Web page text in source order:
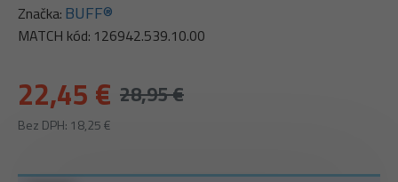
22,45 € 28,95 €
Bez DPH: 18,25 €
Značka: BUFF®
MATCH kód: 126942.539.10.00